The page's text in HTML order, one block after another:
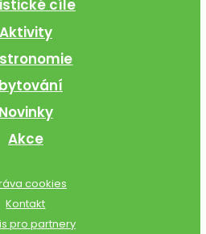
cíle
Aktivity
Novinky
Akce
cookies
Kontakt
pro partnery